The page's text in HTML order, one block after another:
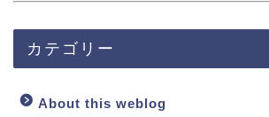
カテゴリー
About this weblog